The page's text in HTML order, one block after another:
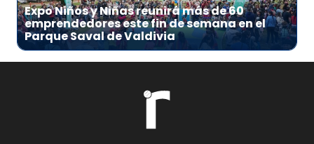
Expo Niños y Niñas reunirá más de 60
emprendedores este fin de semana en el
Parque Saval de Valdivia